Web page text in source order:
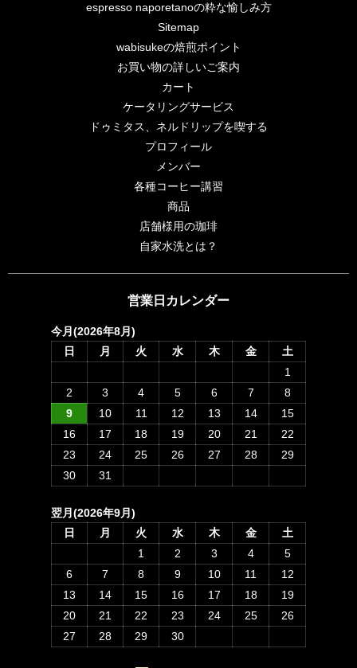
espresso naporetanoの粋な愉しみ方
Sitemap
wabisukeの焙煎ポイント
お買い物の詳しいご案内
カート
ケータリングサービス
ドゥミタス、ネルドリップを喫する
プロフィール
メンバー
各種コーヒー講習
商品
店舗様用の珈琲
自家水洗とは？
営業日カレンダー
今月(2026年8月)
日
月 火 水 木 金
土
1
2
3 4 5 6 7
8
9
10 11 12 13 14
15
16
17 18 19 20 21
22
23
24 25 26 27 28
29
30
31
翌月(2026年9月)
日
月 火 水 木 金
土
1
2 3 4
5
6
7 8 9 10 11
12
13
14 15 16 17 18
19
20
21 22 23 24 25
26
27
28 29 30